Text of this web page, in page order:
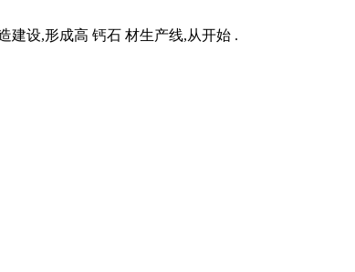
建设,形成高 钙石 材生产线,从开始 .